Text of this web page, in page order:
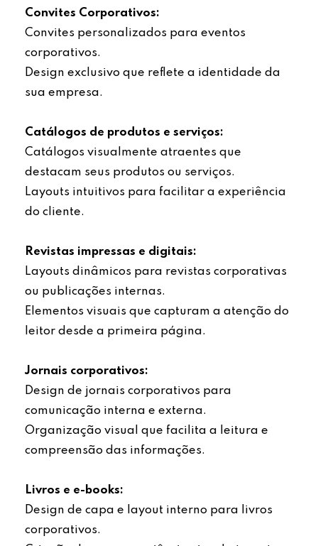
Convites Corporativos:
Convites personalizados para eventos
corporativos.
Design exclusivo que reflete a identidade da
sua empresa.
Catálogos de produtos e serviços:
Catálogos visualmente atraentes que
destacam seus produtos ou serviços.
Layouts intuitivos para facilitar a experiência
do cliente.
Revistas impressas e digitais:
Layouts dinâmicos para revistas corporativas
ou publicações internas.
Elementos visuais que capturam a atenção do
leitor desde a primeira página.
Jornais corporativos:
Design de jornais corporativos para
comunicação interna e externa.
Organização visual que facilita a leitura e
compreensão das informações.
Livros e e-books:
Design de capa e layout interno para livros
corporativos.